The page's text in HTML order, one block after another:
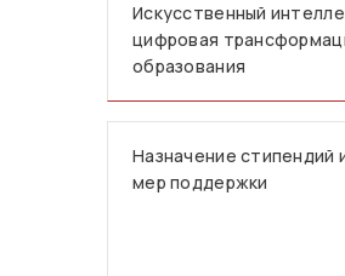
Искусственный
цифровая
образования
Назначение стипендий
мер поддержки